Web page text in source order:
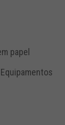
papel